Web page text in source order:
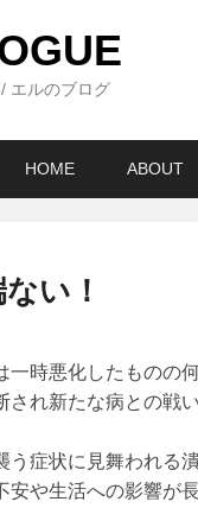
エルのブログ
HOME ABOUT
い！
一時悪化したものの
され新たな病との戦
う症状に見舞われる
安や生活への影響が